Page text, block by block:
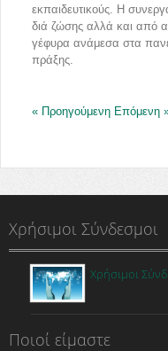
εκπαιδευτικούς. Η
διά ζώσης αλλά και από
γέφυρα ανάμεσα στα
πράξης.
« Προηγούμενη Επόμενη
Χρήσιμοι Σύνδεσμοι
Χρήσιμοι
Ποιοί είμαστε